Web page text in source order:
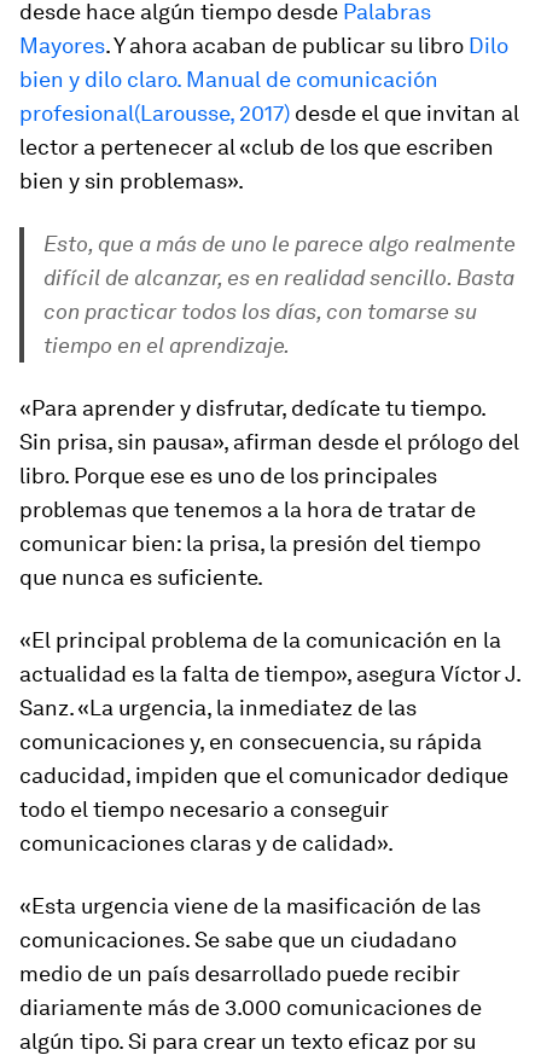
desde hace algún tiempo desde Palabras
Mayores. Y ahora acaban de publicar su libro Dilo
bien y dilo claro. Manual de comunicación
profesional(Larousse, 2017) desde el que invitan al
lector a pertenecer al «club de los que escriben
bien y sin problemas».
Esto, que a más de uno le parece algo realmente
difícil de alcanzar, es en realidad sencillo. Basta
con practicar todos los días, con tomarse su
tiempo en el aprendizaje.
«Para aprender y disfrutar, dedícate tu tiempo.
Sin prisa, sin pausa», afirman desde el prólogo del
libro. Porque ese es uno de los principales
problemas que tenemos a la hora de tratar de
comunicar bien: la prisa, la presión del tiempo
que nunca es suficiente.
«El principal problema de la comunicación en la
actualidad es la falta de tiempo», asegura Víctor J.
Sanz. «La urgencia, la inmediatez de las
comunicaciones y, en consecuencia, su rápida
caducidad, impiden que el comunicador dedique
todo el tiempo necesario a conseguir
comunicaciones claras y de calidad».
«Esta urgencia viene de la masificación de las
comunicaciones. Se sabe que un ciudadano
medio de un país desarrollado puede recibir
diariamente más de 3.000 comunicaciones de
algún tipo. Si para crear un texto eficaz por su